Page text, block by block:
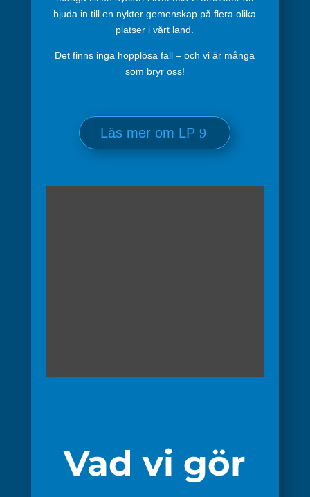
bjuda in till en nykter gemenskap på flera olika
platser i vårt land.
Det finns inga hopplösa fall – och vi är många
som bryr oss!
Läs mer om LP
Vad vi gör